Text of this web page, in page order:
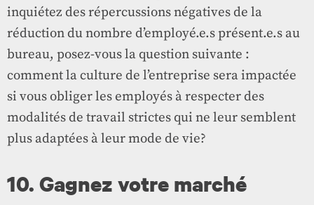
inquiétez des répercussions négatives de la
réduction du nombre d’employé.e.s présent.e.s au
bureau, posez-vous la question suivante :
comment la culture de l’entreprise sera impactée
si vous obliger les employés à respecter des
modalités de travail strictes qui ne leur semblent
plus adaptées à leur mode de vie?
10. Gagnez votre marché